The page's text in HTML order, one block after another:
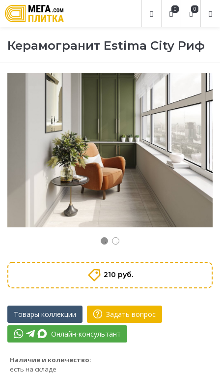
0
0
Керамогранит Estima City Риф
210 руб.
Товары коллекции Задать вопрос
Онлайн-консультант
Наличие и количество:
есть на складе